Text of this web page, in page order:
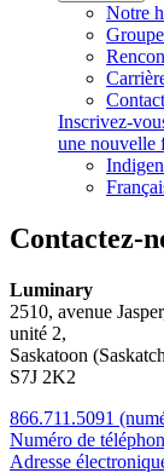
Notre
Inscrivez-
une nouvelle
Contactez-
Luminary
2510, avenue
unité 2,
Saskatoon
S7J 2K2
866.711.5091
Numéro de
Adresse